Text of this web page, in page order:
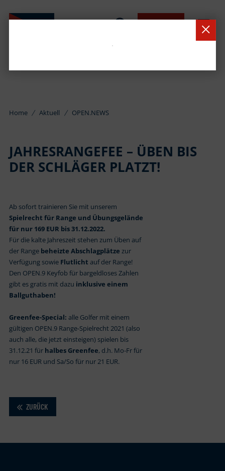
Home Aktuell OPEN.NEWS
JAHRESRANGEFEE – ÜBEN BIS
DER SCHLÄGER PLATZT!
Ab sofort trainieren Sie mit unserem
Spielrecht für Range und Übungsgelände
für nur 169 EUR bis 31.12.2022.
Für die kalte Jahreszeit stehen zum Üben auf
der Rangebeheizte Abschlagplätze zur
Verfügung sowie Flutlicht auf der Range!
Den OPEN.9 Keyfob für bargeldloses Zahlen
gibt es gratis mit dazu inklusive einem
Ballguthaben!
Greenfee-Special: alle Golfer mit einem
gültigen OPEN.9 Range-Spielrecht 2021 (also
auch alle, die jetzt einsteigen) spielen bis
31.12.21 für halbes Greenfee, d.h. Mo-Fr für
nur 16 EUR und Sa/So für nur 21 EUR.
ZURÜCK